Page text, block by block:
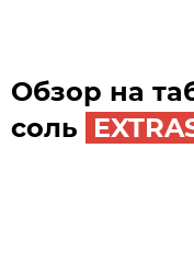
Обзор на
соль